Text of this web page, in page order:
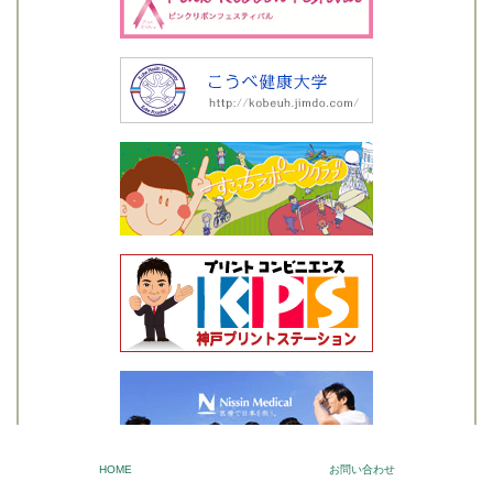
HOME お問い合わせ